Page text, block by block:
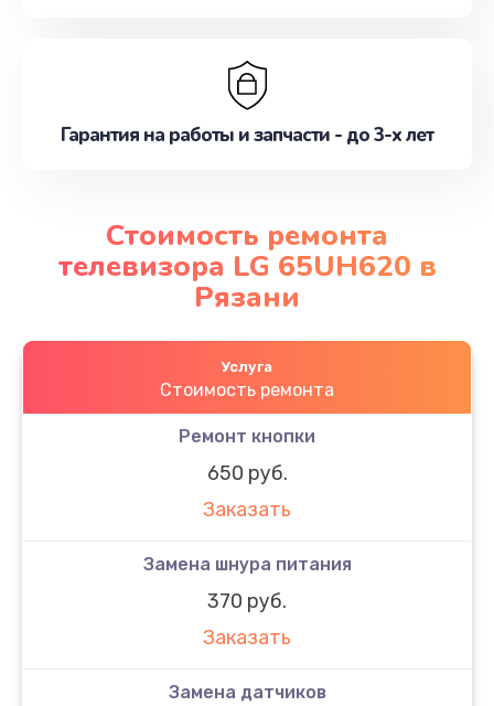
Гарантия на работы и запчасти - до 3-х лет
Стоимость ремонта
телевизора LG 65UH620 в
Рязани
Услуга
Стоимость ремонта
Ремонт кнопки
650 руб.
Заказать
Замена шнура питания
370 руб.
Заказать
Замена датчиков